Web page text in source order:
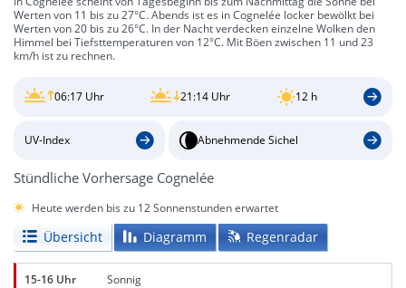
Werten von 11 bis zu 27°C. Abends ist es in Cognelée locker bewölkt bei
Werten von 20 bis zu 26°C. In der Nacht verdecken einzelne Wolken den
Himmel bei Tiefsttemperaturen von 12°C. Mit Böen zwischen 11 und 23
km/h ist zu rechnen.
06:17 Uhr 21:14 Uhr 12 h
UV-Index Abnehmende Sichel
Stündliche Vorhersage Cognelée
Heute werden bis zu 12 Sonnenstunden erwartet
Übersicht Diagramm Regenradar
15-16 Uhr Sonnig